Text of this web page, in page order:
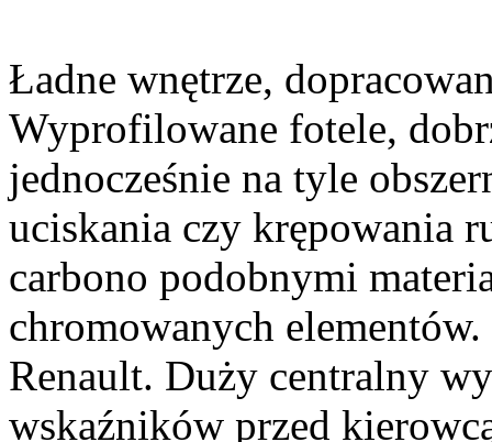
Ładne wnętrze,
Wyprofilowane fotele,
jednocześnie na tyle
uciskania czy krępowania
carbono podobnymi
chromowanych
Renault. Duży centralny
wskaźników przed